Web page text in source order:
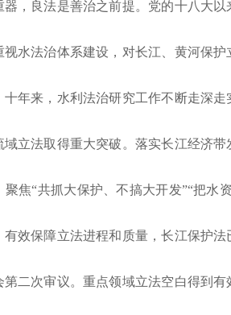
良法是善治之前提。党的十八大以
水法治体系建设，对长江、黄河保
十年来，水利法治研究工作不断走深
立法取得重大突破。落实长江经济
焦“共抓大保护、不搞大开发”“把水
有效保障立法进程和质量，长江保护
二次审议。重点领域立法空白得到